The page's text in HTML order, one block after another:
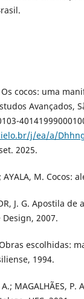
Os cocos: uma
Avançados,
j/ea/a/
2025.
AYALA, M. Cocos:
J. G. Apostila
2007.
escolhidas:
1994.
A.; MAGALHÃES,